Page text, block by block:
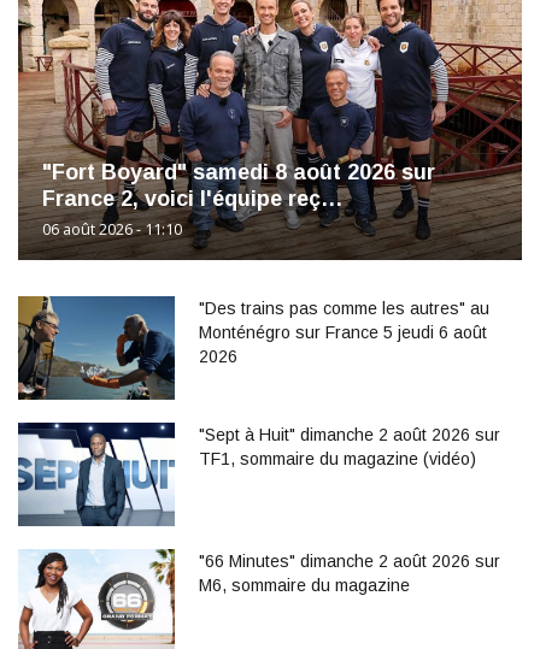
"Fort Boyard" samedi 8 août 2026 sur
France 2, voici l'équipe reç…
06 août 2026 - 11:10
"Des trains pas comme les autres" au
Monténégro sur France 5 jeudi 6 août
2026
"Sept à Huit" dimanche 2 août 2026 sur
TF1, sommaire du magazine (vidéo)
"66 Minutes" dimanche 2 août 2026 sur
M6, sommaire du magazine